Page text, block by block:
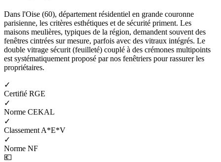
Dans l'Oise (60), département résidentiel en grande couronne
parisienne, les critères esthétiques et de sécurité priment. Les
maisons meulières, typiques de la région, demandent souvent des
fenêtres cintrées sur mesure, parfois avec des vitraux intégrés. Le
double vitrage sécurit (feuilleté) couplé à des crémones multipoints
est systématiquement proposé par nos fenêtriers pour rassurer les
propriétaires.
✓
Certifié RGE
✓
Norme CEKAL
✓
Classement A*E*V
✓
Norme NF
💶